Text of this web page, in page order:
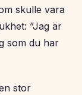
skulle vara
”Jag är
som du har
stor